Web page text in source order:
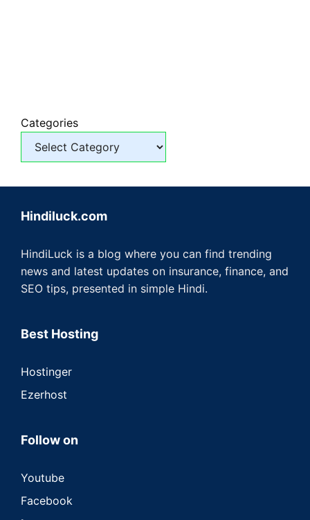
Categories
Hindiluck.com
HindiLuck is a blog where you can find trending
news and latest updates on insurance, finance, and
SEO tips, presented in simple Hindi.
Best Hosting
Hostinger
Ezerhost
Follow on
Youtube
Facebook